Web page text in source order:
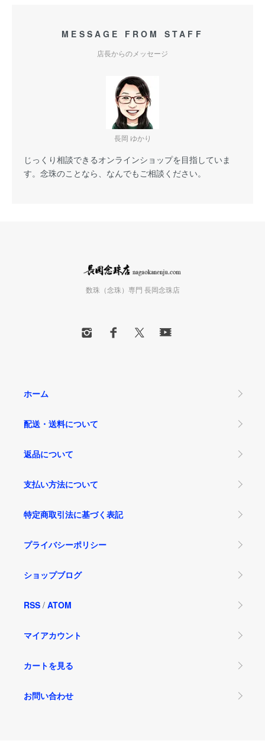
MESSAGE FROM STAFF
店長からのメッセージ
長岡 ゆかり
じっくり相談できるオンラインショップを目指していま
す。念珠のことなら、なんでもご相談ください。
数珠（念珠）専門 長岡念珠店
ホーム
配送・送料について
返品について
支払い方法について
特定商取引法に基づく表記
プライバシーポリシー
ショップブログ
RSS / ATOM
マイアカウント
カートを見る
お問い合わせ